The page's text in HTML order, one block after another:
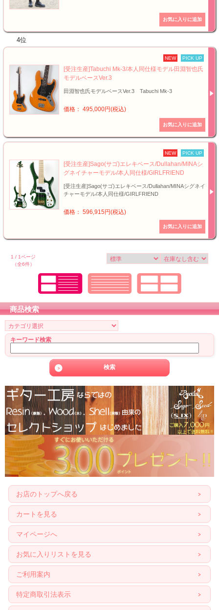
4位
NEW PICK UP
[受注生産]Tabuchi Mk-3/本人同仕様モデル田淵智也氏
モデルベースVer.3
田淵智也氏モデルベースVer.3 Tabuchi Mk-3
価格： 495,000円(税込)
NEW PICK UP
[受注生産]Sago(サゴ)エレキベース/Dullahan/MINAシ
グネイチャーモデル/本人同仕様/GIRLFRIEND
[受注生産]Sago(サゴ)エレキベース/Dullahan/MINAシグネイ
チャーモデル/本人同仕様/GIRLFRIEND
価格： 596,915円(税込)
1 / 1ページ
（全6件）
商品検索
キーワード検索
お店のトップへ戻る
カートを見る
マイページへ
お気に入りリストを見る
ご利用案内
特定商取引法表示